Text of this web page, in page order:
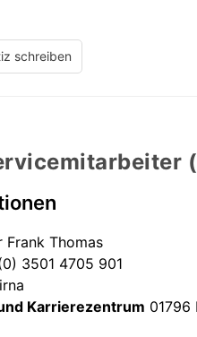
schreiben
Frank Thomas
3501 4705 901
Karrierezentrum 01796